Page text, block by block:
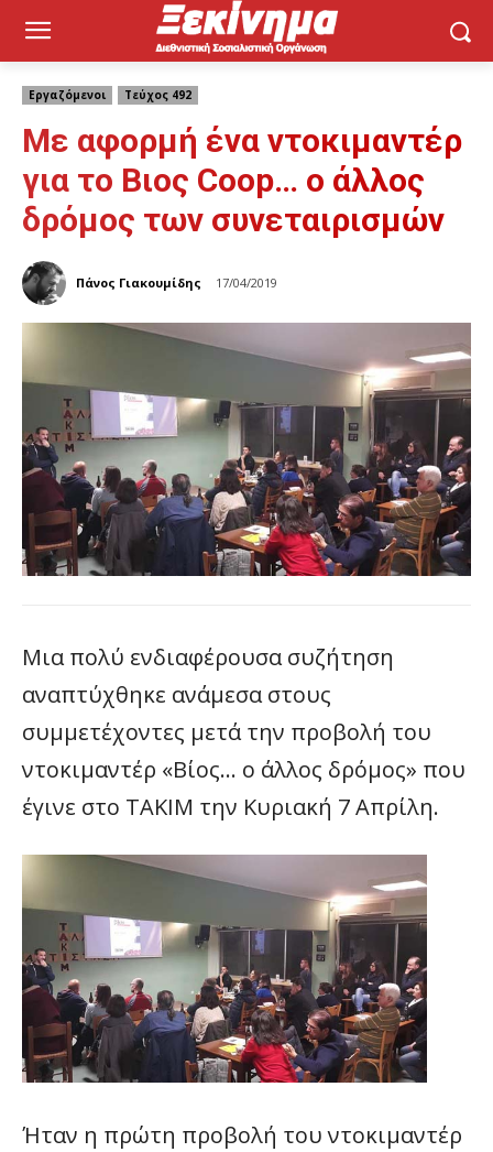
Εργαζόμενοι Τεύχος 492
Με αφορμή ένα ντοκιμαντέρ
για το Βιος Coop… ο άλλος
δρόμος των συνεταιρισμών
Πάνος Γιακουμίδης 17/04/2019
Μια πολύ ενδιαφέρουσα συζήτηση
αναπτύχθηκε ανάμεσα στους
συμμετέχοντες μετά την προβολή του
ντοκιμαντέρ «Βίος… ο άλλος δρόμος» που
έγινε στο ΤΑΚΙΜ την Κυριακή 7 Απρίλη.
Ήταν η πρώτη προβολή του ντοκιμαντέρ